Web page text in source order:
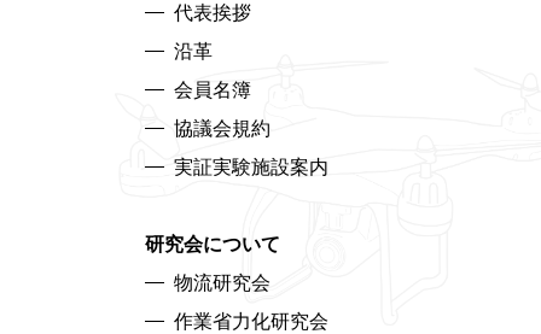
代表挨拶
沿革
会員名簿
協議会規約
実証実験施設案内
研究会について
物流研究会
作業省力化研究会